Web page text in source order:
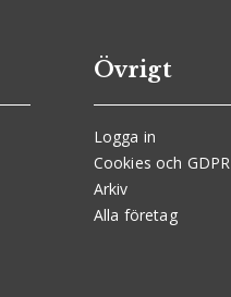
Övrigt
Logga in
Cookies och GDPR
Arkiv
Alla företag